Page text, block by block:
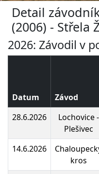
Detail
(2006) - Střela
2026: Závodil v
Datum Závod
28.6.2026
Lochovice -
Plešivec
14.6.2026
kros